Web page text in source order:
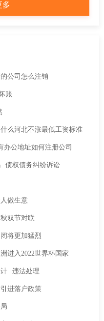
多
公司怎么注销
账
么河北不涨最低工资标准
办公地址如何注册公司
债权债务纠纷诉讼
做生意
双节对联
将更加猛烈
进入2022世界杯国家
违法处理
进落户政策